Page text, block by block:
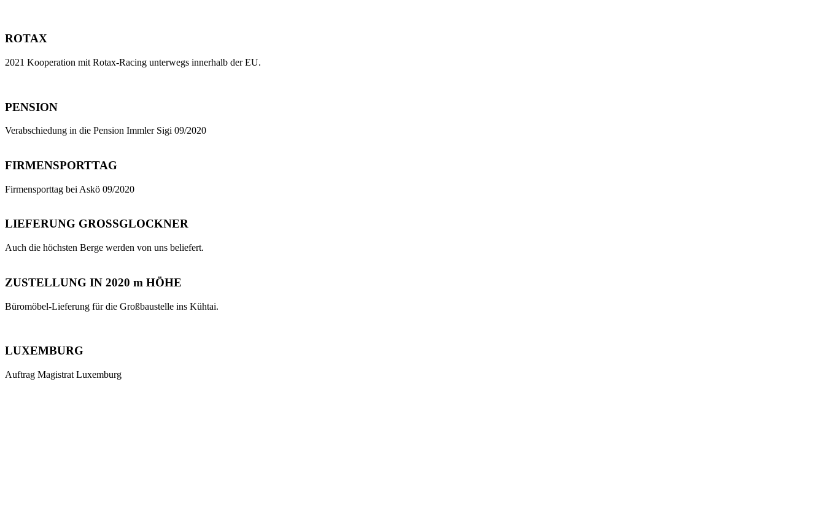
ROTAX
2021 Kooperation mit Rotax-Racing unterwegs innerhalb der EU.
PENSION
Verabschiedung in die Pension Immler Sigi 09/2020
FIRMENSPORTTAG
Firmensporttag bei Askö 09/2020
LIEFERUNG GROSSGLOCKNER
Auch die höchsten Berge werden von uns beliefert.
ZUSTELLUNG IN 2020 m HÖHE
Büromöbel-Lieferung für die Großbaustelle ins Kühtai.
LUXEMBURG
Auftrag Magistrat Luxemburg